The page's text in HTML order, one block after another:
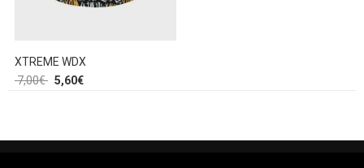
XTREME WDX
7,00€ 5,60€